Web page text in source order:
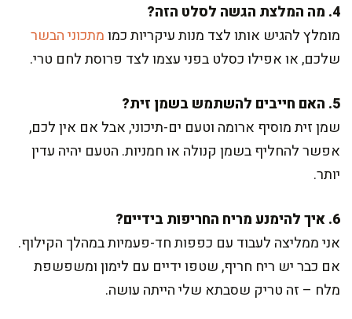
4. מה המלצת הגשה לסלט הזה?
מומלץ להגיש אותו לצד מנות עיקריות כמומתכוני הבשר
שלכם, או אפילו כסלט בפני עצמו לצד פרוסת לחם טרי.
5. האם חייבים להשתמש בשמן זית?
שמן זית מוסיף ארומה וטעם ים-תיכוני, אבל אם אין לכם,
אפשר להחליף בשמן קנולה או חמניות. הטעם יהיה עדין
יותר.
6. איך להימנע מריח החריפות בידיים?
אני ממליצה לעבוד עם כפפות חד-פעמיות במהלך הקילוף.
אם כבר יש ריח חריף, שטפו ידיים עם לימון ומשפשפת
מלח – זה טריק שסבתא שלי הייתה עושה.